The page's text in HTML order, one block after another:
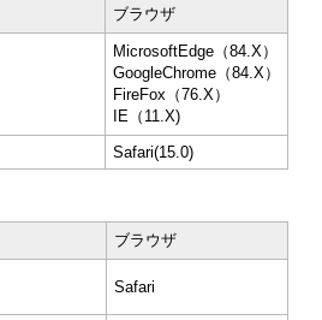
ブラウザ
MicrosoftEdge（84.X）
GoogleChrome（84.X）
FireFox（76.X）
IE（11.X)
Safari(15.0)
ブラウザ
Safari